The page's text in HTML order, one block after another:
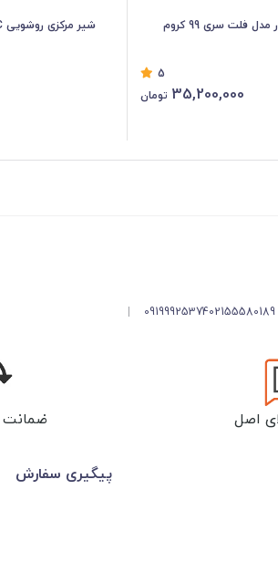
5
35,200,000 تومان
شیر مرکزی روشویی KWC
02155580189
09199925374
|
اصل
پیگیری سفارش